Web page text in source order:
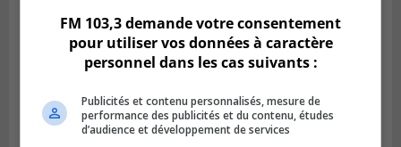
LONGUEUIL
Publié le 6 août 2026 à 11h58
Des jeunes ciblent la Montérégie pour
FM 103,3 demande votre consentement
pour utiliser vos données à caractère
personnel dans les cas suivants :
Publicités et contenu personnalisés, mesure de
performance des publicités et du contenu, études
d’audience et développement de services